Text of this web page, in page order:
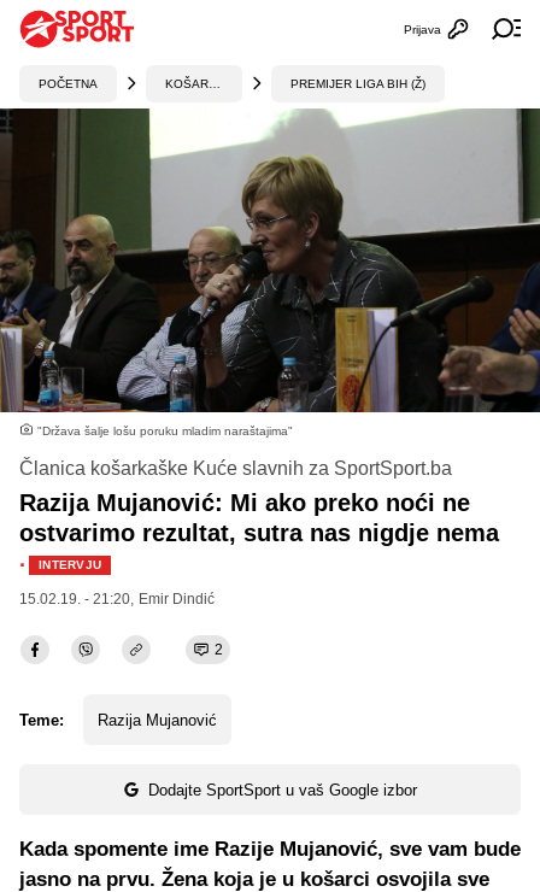
Otvori
Prijava
POČETNA PREMIJER LIGA BIH (Ž)
"Država šalje lošu poruku mladim naraštajima"
Članica košarkaške Kuće slavnih za SportSport.ba
Razija Mujanović: Mi ako preko noći ne
ostvarimo rezultat, sutra nas nigdje nema
· INTERVJU
15.02.19. - 21:20, Emir Dindić
2
Teme: Razija Mujanović
Dodajte SportSport u vaš Google izbor
Kada spomente ime Razije Mujanović, sve vam bude
jasno na prvu. Žena koja je u košarci osvojila sve